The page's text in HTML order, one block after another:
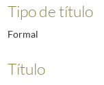
Tipo de título
Formal
Título